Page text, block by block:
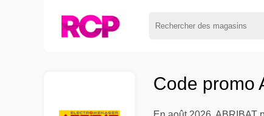
Code promo